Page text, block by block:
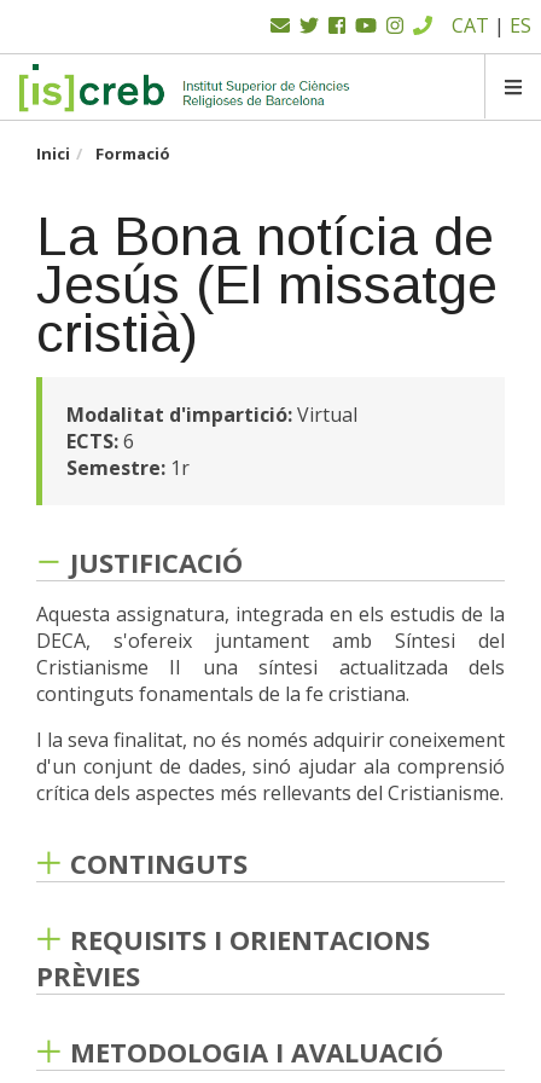
contingut
superior
SK
CAT | ES
Inici Formació
La Bona notícia de
Jesús (El missatge
cristià)
Modalitat d'impartició:Virtual
ECTS:6
Semestre: 1r
JUSTIFICACIÓ
Aquesta assignatura, integrada en els estudis de la
DECA, s'ofereix juntament amb Síntesi del
Cristianisme II una síntesi actualitzada dels
continguts fonamentals de la fe cristiana.
I la seva finalitat, no és només adquirir coneixement
d'un conjunt de dades, sinó ajudar ala comprensió
crítica dels aspectes més rellevants del Cristianisme.
CONTINGUTS
de la comprensió crítica de la realitat (la modernitat
i la postmodernitat, la relació entre fe i raó), fins el
Déu Trinitat, fent un recorregut per la història de
la Salvació fins arribar a la revelació màxima de
distribueixen de la manera següent:
REQUISITS I ORIENTACIONS
PRÈVIES
cap coneixement explícit del fet religiós pot cursar
aquesta assignatura.
METODOLOGIA I AVALUACIÓ